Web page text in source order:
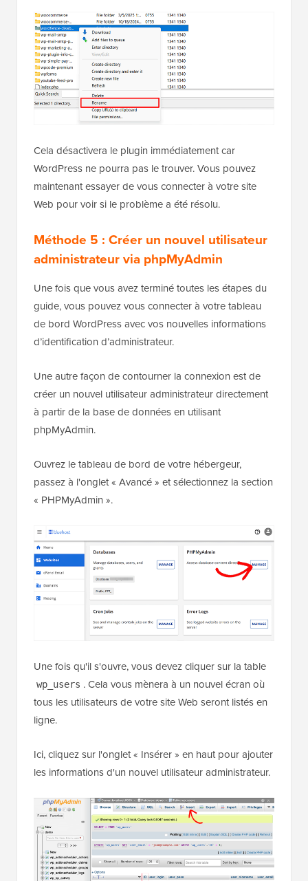
Cela désactivera le plugin immédiatement car
WordPress ne pourra pas le trouver. Vous pouvez
maintenant essayer de vous connecter à votre site
Web pour voir si le problème a été résolu.
Méthode 5 : Créer un nouvel utilisateur
administrateur via phpMyAdmin
Une fois que vous avez terminé toutes les étapes du
guide, vous pouvez vous connecter à votre tableau
de bord WordPress avec vos nouvelles informations
d’identification d’administrateur.
Une autre façon de contourner la connexion est de
créer un nouvel utilisateur administrateur directement
à partir de la base de données en utilisant
phpMyAdmin.
Ouvrez le tableau de bord de votre hébergeur,
passez à l'onglet « Avancé » et sélectionnez la section
« PHPMyAdmin ».
Une fois qu'il s'ouvre, vous devez cliquer sur la table
wp_users . Cela vous mènera à un nouvel écran où
tous les utilisateurs de votre site Web seront listés en
ligne.
Ici, cliquez sur l'onglet « Insérer » en haut pour ajouter
les informations d'un nouvel utilisateur administrateur.